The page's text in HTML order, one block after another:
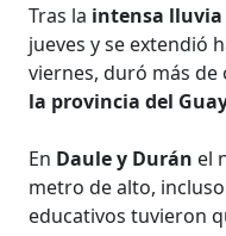
Tras la intensa
jueves y se extendió
viernes, duró más
la provincia del
En Daule y Durán el
metro de alto,
educativos tuvieron